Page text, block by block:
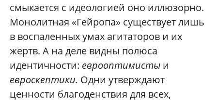
смыкается с идеологией оно иллюзорно.
Монолитная «Гейропа» существует лишь
в воспаленных умах агитаторов и их
жертв. А на деле видны полюса
идентичности: еврооптимисты и
евроскептики. Одни утверждают
ценности благоденствия для всех,